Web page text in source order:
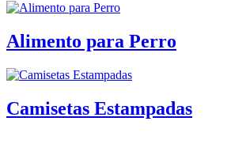
Alimento para Perro
Camisetas Estampadas